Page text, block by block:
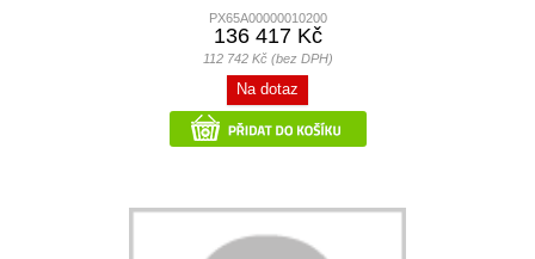
PX65A00000010200
136 417 Kč
112 742 Kč (bez DPH)
Na dotaz